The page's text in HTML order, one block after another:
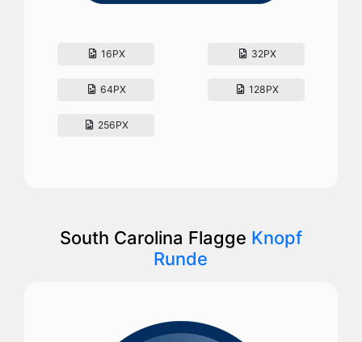
16PX 32PX
64PX 128PX
256PX
South Carolina Flagge Knopf
Runde